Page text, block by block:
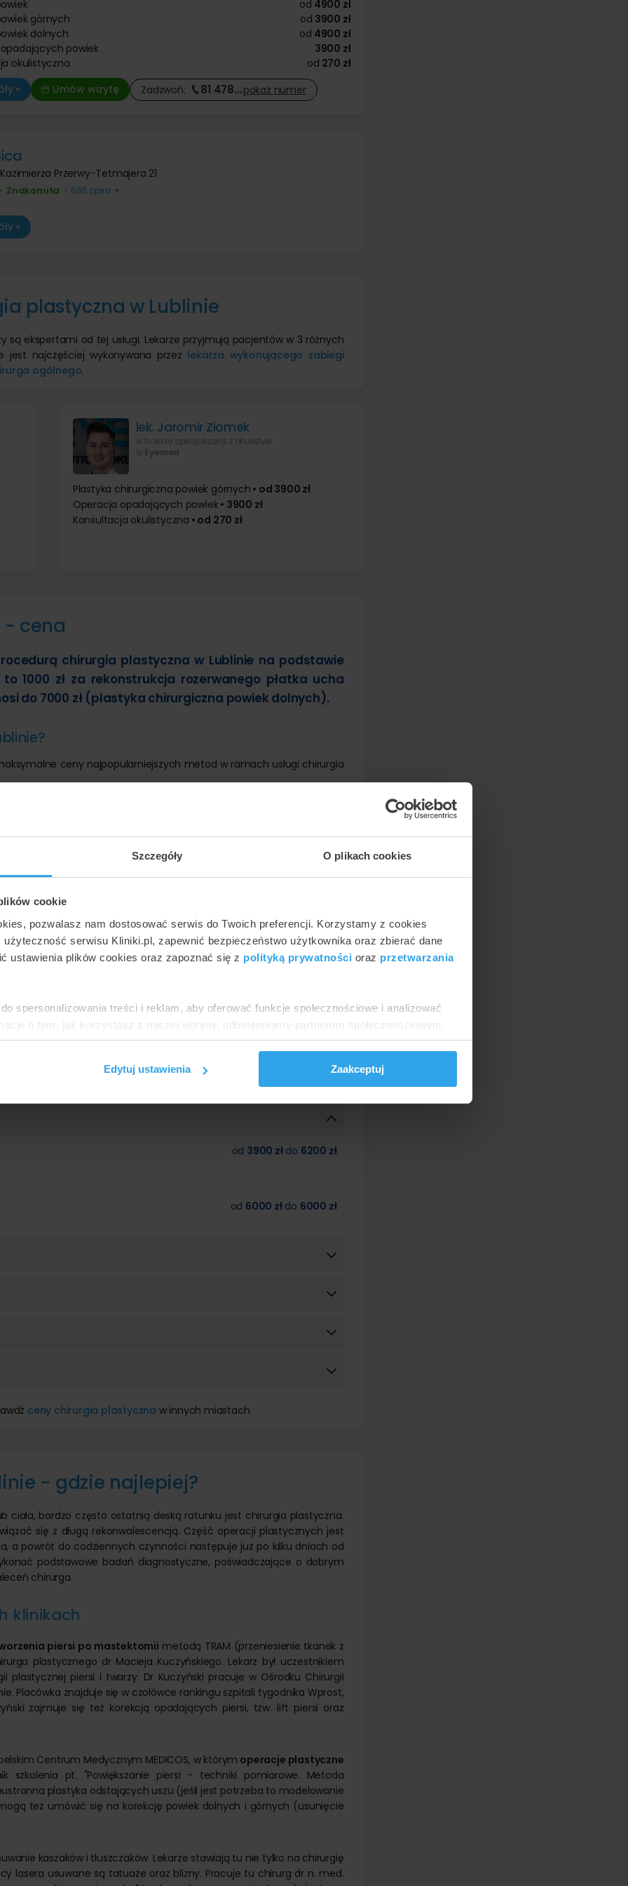
Szczegóły O plikach cookies
cookie
pozwalasz nam dostosować serwis do Twoich preferencji. Korzystamy z cookies
użyteczność serwisu Kliniki.pl, zapewnić bezpieczeństwo użytkownika oraz zbierać dane
ustawienia plików cookies oraz zapoznać się z polityką prywatności oraz przetwarzania
spersonalizowania treści i reklam, aby oferować funkcje społecznościowe i analizować
o tym, jak korzystasz z naszej witryny, udostępniamy partnerom społecznościowym,
mogą połączyć te informacje z innymi danymi otrzymanymi od Ciebie lub
Edytuj ustawienia
Zaakceptuj
od 4900 zł
górnych
od 3900 zł
dolnych
od 4900 zł
powiek
3900 zł
okulistyczna
od 270 zł
»
Umów wizytę Zadzwoń: 81 478…pokaż numer
Przerwy-Tetmajera 21
• Znakomita • 685 opinii
»
plastyczna w Lublinie
są ekspertami od tej usługi. Lekarze przyjmują pacjentów w 3 różnych
jest najczęściej wykonywana przez lekarza wykonującego zabiegi
ogólnego.
lek. Jaromir Ziomek
w trakcie specjalizacji z okulistyki
w Eyemed
Plastyka chirurgiczna powiek górnych • od 3900 zł
Operacja opadających powiek • 3900 zł
Konsultacja okulistyczna • od 270 zł
- cena
chirurgia plastyczna w Lublinie na podstawie
1000 zł za rekonstrukcja rozerwanego płatka ucha
do 7000 zł (plastyka chirurgiczna powiek dolnych).
ceny najpopularniejszych metod w ramach usługi chirurgia
zł
6000 zł
3900 zł
6000 zł
cena minimalna cena maksymalna
od metody oraz placówki:
od 3900 zł do 6200 zł
od 6000 zł do 6000 zł
ceny chirurgia plastyczna w innych miastach.
- gdzie najlepiej?
ciała, bardzo często ostatnią deską ratunku jest chirurgia plastyczna.
się z długą rekonwalescencją. Część operacji plastycznych jest
a powrót do codziennych czynności następuje już po kilku dniach od
podstawowe badań diagnostyczne, poświadczające o dobrym
chirurga.
klinikach
piersi po mastektomii metodą TRAM (przeniesienie tkanek z
plastycznego dr Macieja Kuczyńskiego. Lekarz był uczestnikiem
plastycznej piersi i twarzy. Dr Kuczyński pracuje w Ośrodku Chirurgii
Placówka znajduje się w czołówce rankingu szpitali tygodnika Wprost,
zajmuje się też korekcją opadających piersi, tzw. lift piersi oraz
Centrum Medycznym MEDICOS, w którym operacje plastyczne
szkolenia pt. "Powiększanie piersi - techniki pomiarowe. Metoda
plastyka odstających uszu (jeśli jest potrzeba to modelowanie
też umówić się na korekcję powiek dolnych i górnych (usunięcie
kaszaków i tłuszczaków. Lekarze stawiają tu nie tylko na chirurgię
lasera usuwane są tatuaże oraz blizny. Pracuje tu chirurg dr n. med.